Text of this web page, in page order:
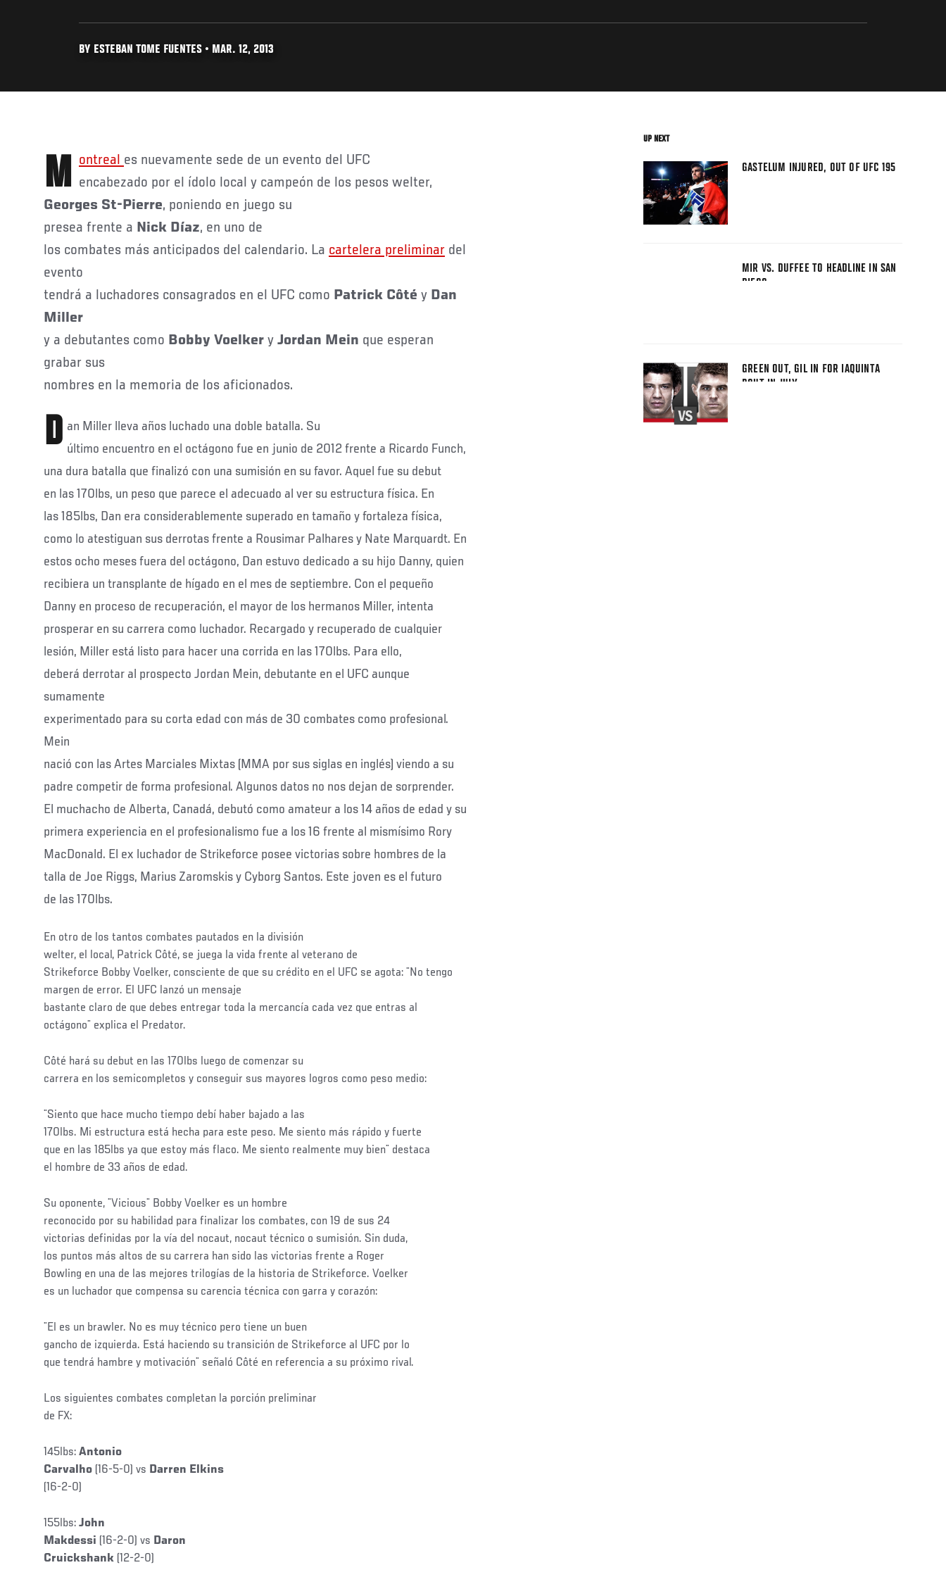
BY ESTEBAN TOME FUENTES • MAR. 12, 2013
Montreal es nuevamente sede de un evento del UFC
encabezado por el ídolo local y campeón de los pesos welter,
Georges St-Pierre, poniendo en juego su
presea frente a Nick Díaz, en uno de
los combates más anticipados del calendario. La cartelera preliminar del
evento
tendrá a luchadores consagrados en el UFC como Patrick Côté y Dan
Miller
y a debutantes como Bobby Voelker y Jordan Mein que esperan
grabar sus
nombres en la memoria de los aficionados.
D an Miller lleva años luchado una doble batalla. Su
último encuentro en el octágono fue en junio de 2012 frente a Ricardo Funch,
una dura batalla que finalizó con una sumisión en su favor. Aquel fue su debut
en las 170lbs, un peso que parece el adecuado al ver su estructura física. En
las 185lbs, Dan era considerablemente superado en tamaño y fortaleza física,
como lo atestiguan sus derrotas frente a Rousimar Palhares y Nate Marquardt. En
estos ocho meses fuera del octágono, Dan estuvo dedicado a su hijo Danny, quien
recibiera un transplante de hígado en el mes de septiembre. Con el pequeño
Danny en proceso de recuperación, el mayor de los hermanos Miller, intenta
prosperar en su carrera como luchador. Recargado y recuperado de cualquier
lesión, Miller está listo para hacer una corrida en las 170lbs. Para ello,
deberá derrotar al prospecto Jordan Mein, debutante en el UFC aunque
sumamente
experimentado para su corta edad con más de 30 combates como profesional.
Mein
nació con las Artes Marciales Mixtas (MMA por sus siglas en inglés) viendo a su
padre competir de forma profesional. Algunos datos no nos dejan de sorprender.
El muchacho de Alberta, Canadá, debutó como amateur a los 14 años de edad y su
primera experiencia en el profesionalismo fue a los 16 frente al mismísimo Rory
MacDonald. El ex luchador de Strikeforce posee victorias sobre hombres de la
talla de Joe Riggs, Marius Zaromskis y Cyborg Santos. Este joven es el futuro
de las 170lbs.
En otro de los tantos combates pautados en la división
welter, el local, Patrick Côté, se juega la vida frente al veterano de
Strikeforce Bobby Voelker, consciente de que su crédito en el UFC se agota: ¨No tengo
margen de error. El UFC lanzó un mensaje
bastante claro de que debes entregar toda la mercancía cada vez que entras al
octágono¨ explica el Predator.
Côté hará su debut en las 170lbs luego de comenzar su
carrera en los semicompletos y conseguir sus mayores logros como peso medio:
¨Siento que hace mucho tiempo debí haber bajado a las
170lbs. Mi estructura está hecha para este peso. Me siento más rápido y fuerte
que en las 185lbs ya que estoy más flaco. Me siento realmente muy bien¨ destaca
el hombre de 33 años de edad.
Su oponente, ¨Vicious¨ Bobby Voelker es un hombre
reconocido por su habilidad para finalizar los combates, con 19 de sus 24
victorias definidas por la vía del nocaut, nocaut técnico o sumisión. Sin duda,
los puntos más altos de su carrera han sido las victorias frente a Roger
Bowling en una de las mejores trilogías de la historia de Strikeforce. Voelker
es un luchador que compensa su carencia técnica con garra y corazón:
¨El es un brawler. No es muy técnico pero tiene un buen
gancho de izquierda. Está haciendo su transición de Strikeforce al UFC por lo
que tendrá hambre y motivación¨ señaló Côté en referencia a su próximo rival.
Los siguientes combates completan la porción preliminar
de FX:
145lbs: Antonio
Carvalho (16-5-0) vs Darren Elkins
(16-2-0)
155lbs: John
Makdessi (16-2-0) vs Daron
Cruickshank (12-2-0)
UP NEXT
GASTELUM INJURED, OUT OF UFC 195
MIR VS. DUFFEE TO HEADLINE IN SAN
DIEGO
GREEN OUT, GIL IN FOR IAQUINTA
BOUT IN JULY